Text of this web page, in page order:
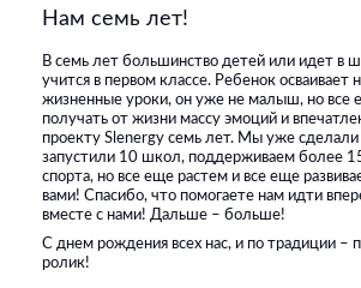
Нам семь лет!
В семь лет большинство детей или идет в
учится в первом классе. Ребенок
жизненные уроки, он уже не малыш, но все
получать от жизни массу эмоций и
проекту Slenergy семь лет. Мы уже сделали
запустили 10 школ, поддерживаем более
спорта, но все еще растем и все еще
вами! Спасибо, что помогаете нам идти
вместе с нами! Дальше – больше!
С днем рождения всех нас, и по традиции –
ролик!